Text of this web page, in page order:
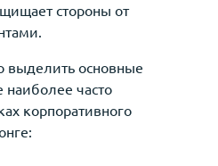
стороны от
выделить основные
наиболее часто
корпоративного